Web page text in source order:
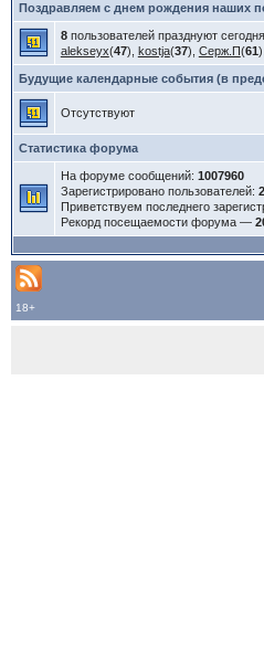
Поздравляем с днем рождения наших
8пользователей празднуют
alekseyx(47), kostja(37), Серж.П(61),
Будущие календарные события (в
Отсутствуют
Статистика форума
На форуме сообщений: 1007960
Зарегистрировано пользователей:
Приветствуем последнего
Рекорд посещаемости форума —
18+